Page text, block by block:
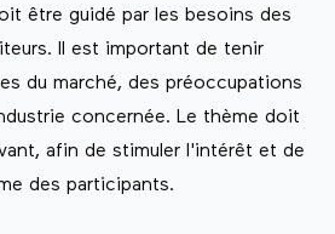
être guidé par les besoins des
Il est important de tenir
du marché, des préoccupations
concernée. Le thème doit
afin de stimuler l'intérêt et de
des participants.